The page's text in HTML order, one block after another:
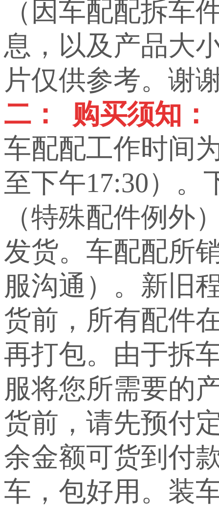
（因车配配拆车
息，以及产品大
片仅供参考。谢
二： 购买须知：
车配配工作时间
至下午17:30）。
（特殊配件例外
发货。车配配所
服沟通）。新旧
货前，所有配件
再打包。由于拆
服将您所需要的
货前，请先预付
余金额可货到付
车，包好用。装